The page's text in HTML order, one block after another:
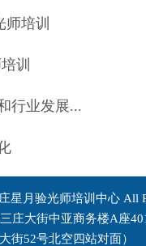
培训
训
行业发展...
星月验光师培训中心 All
庄大街中亚商务楼A座
街52号北空四站对面）